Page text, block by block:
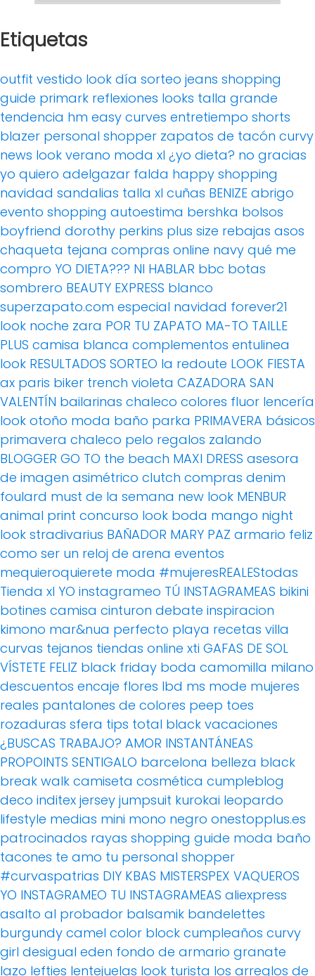
Etiquetas
outfit vestido look día sorteo jeans shopping
guide primark reflexiones looks talla grande
tendencia hm easy curves entretiempo shorts
blazer personal shopper zapatos de tacón curvy
news look verano moda xl ¿yo dieta? no gracias
yo quiero adelgazar falda happy shopping
navidad sandalias talla xl cuñas BENIZE abrigo
evento shopping autoestima bershka bolsos
boyfriend dorothy perkins plus size rebajas asos
chaqueta tejana compras online navy qué me
compro YO DIETA??? NI HABLAR bbc botas
sombrero BEAUTY EXPRESS blanco
superzapato.com especial navidad forever21
look noche zara POR TU ZAPATO MA-TO TAILLE
PLUS camisa blanca complementos entulinea
look RESULTADOS SORTEO la redoute LOOK FIESTA
ax paris biker trench violeta CAZADORA SAN
VALENTÍN bailarinas chaleco colores fluor lencería
look otoño moda baño parka PRIMAVERA básicos
primavera chaleco pelo regalos zalando
BLOGGER GO TO the beach MAXI DRESS asesora
de imagen asimétrico clutch compras denim
foulard must de la semana new look MENBUR
animal print concurso look boda mango night
look stradivarius BAÑADOR MARY PAZ armario feliz
como ser un reloj de arena eventos
mequieroquierete moda #mujeresREALEStodas
Tienda xl YO instagrameo TÚ INSTAGRAMEAS bikini
botines camisa cinturon debate inspiracion
kimono mar&nua perfecto playa recetas villa
curvas tejanos tiendas online xti GAFAS DE SOL
VÍSTETE FELIZ black friday boda camomilla milano
descuentos encaje flores lbd ms mode mujeres
reales pantalones de colores peep toes
rozaduras sfera tips total black vacaciones
¿BUSCAS TRABAJO? AMOR INSTANTÁNEAS
PROPOINTS SENTIGALO barcelona belleza black
break walk camiseta cosmética cumpleblog
deco inditex jersey jumpsuit kurokai leopardo
lifestyle medias mini mono negro onestopplus.es
patrocinados rayas shopping guide moda baño
tacones te amo tu personal shopper
#curvaspatrias DIY KBAS MISTERSPEX VAQUEROS
YO INSTAGRAMEO TU INSTAGRAMEAS aliexpress
asalto al probador balsamik bandelettes
burgundy camel color block cumpleaños curvy
girl desigual eden fondo de armario granate
lazo lefties lentejuelas look turista los arreglos de